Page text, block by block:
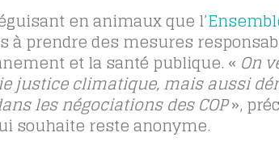
en animaux que l’
à prendre des mesures
et la santé publique. « On
justice climatique, mais aussi
les négociations des COP»,
souhaite reste anonyme.